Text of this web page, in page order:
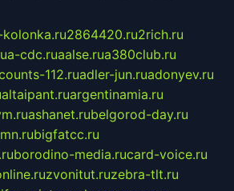
2864420.ru2rich.ru
a-cdc.ruaalse.rua380club.ru
112.ruadler-jun.ruadonyev.ru
altaipant.ruargentinamia.ru
ashanet.rubelgorod-day.ru
bigfatcc.ru
borodino-media.rucard-voice.ru
zvonitut.ruzebra-tlt.ru